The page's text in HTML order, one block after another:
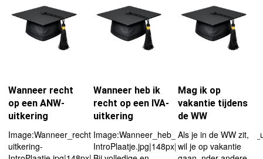
Wanneer recht
op een ANW-
uitkering
Image:Wanneer_recht_op_een_ANW-
uitkering-
Wanneer heb ik
recht op een IVA-
uitkering
IntroPlaatje.jpg|148px|left
Mag ik op
vakantie tijdens
de WW
Als je in de WW zit,
wil je op vakantie